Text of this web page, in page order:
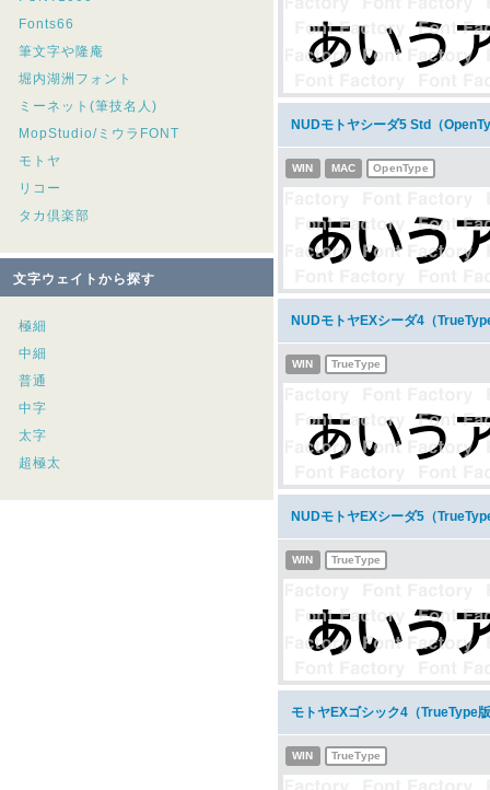
Fonts66
筆文字や隆庵
堀内湖洲フォント
ミーネット(筆技名人)
MopStudio/ミウラFONT
モトヤ
リコー
タカ倶楽部
文字ウェイトから探す
極細
中細
普通
中字
太字
超極太
NUDモトヤシーダ5 Std（
WIN MAC OpenType
NUDモトヤEXシーダ4（
WIN TrueType
NUDモトヤEXシーダ5（
WIN TrueType
モトヤEXゴシック4（TrueType
WIN TrueType